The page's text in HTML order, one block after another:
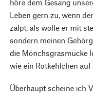
höre dem Gesang
Leben gern zu, wenn
zalpt, als wolle er mit
sondern meinen
die Mönchsgrasmücke
wie ein Rotkehlchen auf
Überhaupt scheine ich